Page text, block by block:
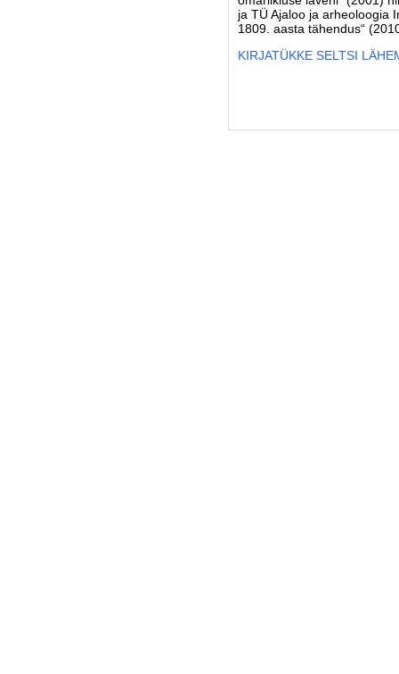
ja TÜ Ajaloo ja arheoloogia
1809. aasta tähendus“
KIRJATÜKKE SELTSI